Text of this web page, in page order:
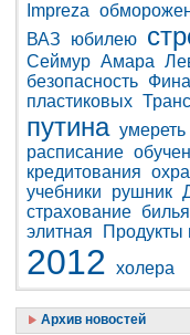
Impreza
ВАЗ
юбилею
Сеймур Амара
безопасность
пластиковых
путина умереть
расписание
кредитования
учебники
рушник
страхование
элитная
Продукты
2012 холера
Архив новостей